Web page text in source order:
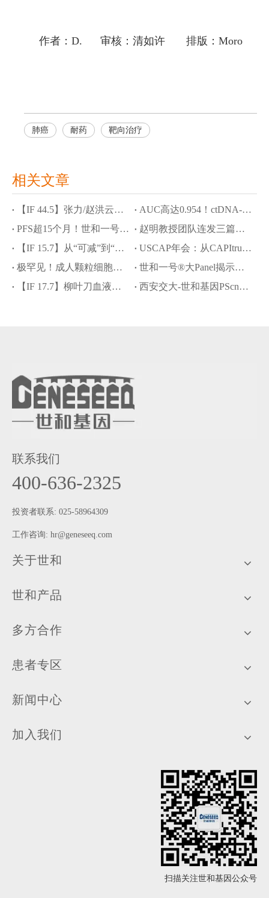
作者：D. 审核：清如许 排版：Moro
肺癌 耐药 靶向治疗
相关文章
【IF 44.5】张力/赵洪云教授团队斩获Cancer Cell，JYP0322攻克ROS1耐药与脑转困境
AUC高达0.954！ctDNA-MRD联合NOTCH1突变精准预测食管鳞癌新辅助化免疗效
PFS超15个月！世和一号®大Panel助力SMARCA4缺失型肺癌脑转移精准诊疗
赵明教授团队连发三篇学术成果：世和NGS破解罕见肿瘤诊断难题
【IF 15.7】从“可减”到“精减”：泽布替尼助力MCL安全减量化疗，世和NGS定义获益人群
USCAP年会：从CAPItrue研究结果看中国HR+/HER2-晚期乳腺癌精准诊疗进阶之路
极罕见！成人颗粒细胞瘤发生肝样转化，世和一号®大Panel揭示分子驱动机制
世和一号®大Panel揭示肉瘤样/横纹肌样透明细胞肾细胞癌分子图谱及预后治疗标志物
【IF 17.7】柳叶刀血液学顶刊：世和DNA+RNA助力罕见cyCD3+ BPDCN病例精准诊疗
西安交大-世和基因PScnv模型：攻克“无配对样本”CNV高精度检测难题
联系我们
400-636-2325
投资者联系: 025-58964309
工作咨询: hr@geneseeq.com
关于世和
世和产品
多方合作
患者专区
新闻中心
加入我们
扫描关注世和基因公众号